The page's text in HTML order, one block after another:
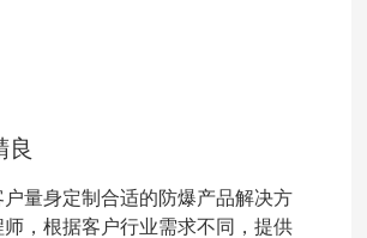
良
户量身定制合适的防爆产品解决方
，根据客户行业需求不同，提供